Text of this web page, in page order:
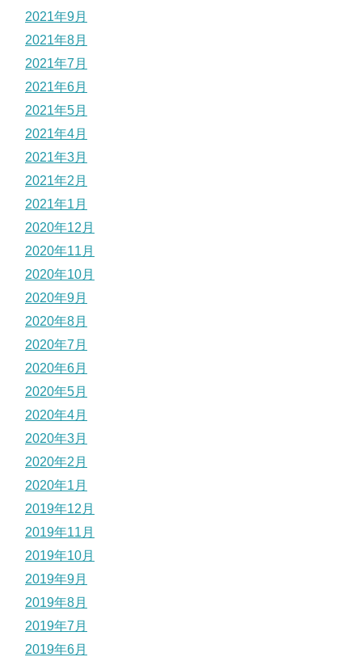
2021年9月
2021年8月
2021年7月
2021年6月
2021年5月
2021年4月
2021年3月
2021年2月
2021年1月
2020年12月
2020年11月
2020年10月
2020年9月
2020年8月
2020年7月
2020年6月
2020年5月
2020年4月
2020年3月
2020年2月
2020年1月
2019年12月
2019年11月
2019年10月
2019年9月
2019年8月
2019年7月
2019年6月